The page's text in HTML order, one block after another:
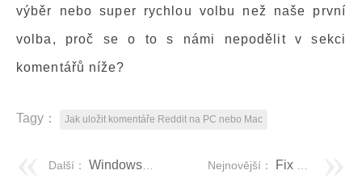
výběr nebo super rychlou volbu než naše první
volba, proč se o to s námi nepodělit v sekci
komentářů níže?
Tagy： Jak uložit komentáře Reddit na PC nebo Mac
Nejnovější： Fix Choose an operating system on windows 10
Další： Windows 10 Keyboard Shortcut to Hide & Unhide Desktop Icons